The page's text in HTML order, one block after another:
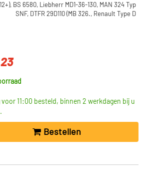
BS 6580, Liebherr MD1-36-130, MAN 324 Typ
SNF, DTFR 29D110 (MB 326., Renault Type D
voor 11:00 besteld, binnen 2 werkdagen bij u
Bestellen